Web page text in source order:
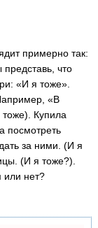
примерно так:
что
«И я тоже».
«В
Купила
посмотреть
за ними. (И я
(И я тоже?).
нет?